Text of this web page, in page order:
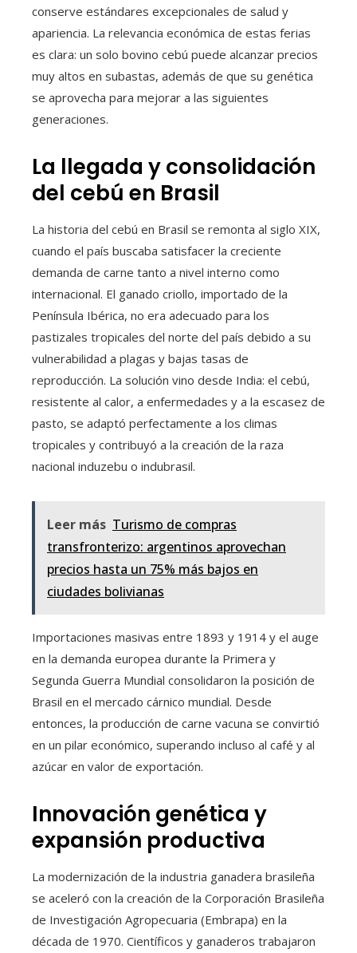
conserve estándares excepcionales de salud y
apariencia. La relevancia económica de estas ferias
es clara: un solo bovino cebú puede alcanzar precios
muy altos en subastas, además de que su genética
se aprovecha para mejorar a las siguientes
generaciones.
La llegada y consolidación
del cebú en Brasil
La historia del cebú en Brasil se remonta al siglo XIX,
cuando el país buscaba satisfacer la creciente
demanda de carne tanto a nivel interno como
internacional. El ganado criollo, importado de la
Península Ibérica, no era adecuado para los
pastizales tropicales del norte del país debido a su
vulnerabilidad a plagas y bajas tasas de
reproducción. La solución vino desde India: el cebú,
resistente al calor, a enfermedades y a la escasez de
pasto, se adaptó perfectamente a los climas
tropicales y contribuyó a la creación de la raza
nacional induzebu o indubrasil.
Leer más Turismo de compras
transfronterizo: argentinos aprovechan
precios hasta un 75% más bajos en
ciudades bolivianas
Importaciones masivas entre 1893 y 1914 y el auge
en la demanda europea durante la Primera y
Segunda Guerra Mundial consolidaron la posición de
Brasil en el mercado cárnico mundial. Desde
entonces, la producción de carne vacuna se convirtió
en un pilar económico, superando incluso al café y al
azúcar en valor de exportación.
Innovación genética y
expansión productiva
La modernización de la industria ganadera brasileña
se aceleró con la creación de la Corporación Brasileña
de Investigación Agropecuaria (Embrapa) en la
década de 1970. Científicos y ganaderos trabajaron